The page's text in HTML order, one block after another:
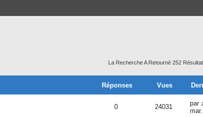
La Recherche A Retourné 252
Réponses Vues
0 24031 par